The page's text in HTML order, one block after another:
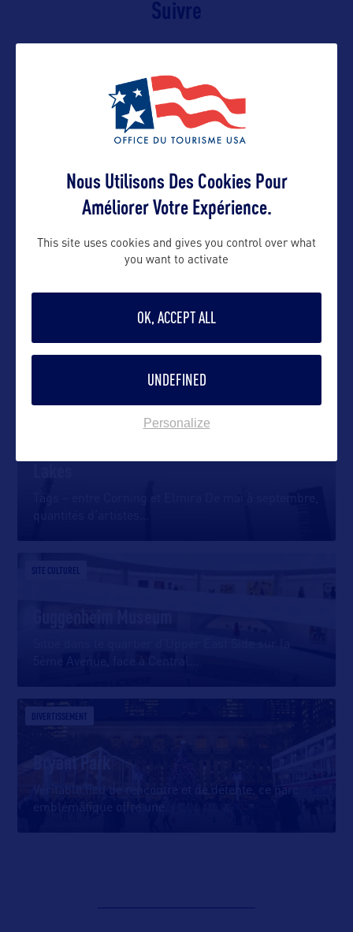
Suivre
VOIR LE SITE
DANS LA MÊME CATEGORIE
SITE CULTUREL
5ème Avenue, face à Central
DIVERTISSEMENT
Bryant Park
Véritable lieu de rencontre et de détente, ce parc
emblématique offre une
Nous Utilisons Des Cookies Pour
Améliorer Votre Expérience.
This site uses cookies and gives you control over what
you want to activate
OK, ACCEPT ALL
UNDEFINED
Personalize